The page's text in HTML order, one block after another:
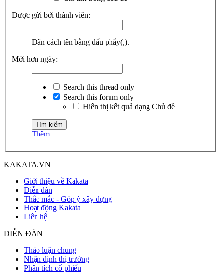
Được gửi bởi thành viên:
Dãn cách tên bằng dấu phẩy(,).
Mới hơn ngày:
Search this thread only
Search this forum only
Hiển thị kết quả dạng Chủ đề
Thêm...
KAKATA.VN
Giới thiệu về Kakata
Diễn đàn
Thắc mắc - Góp ý xây dựng
Hoạt động Kakata
Liên hệ
DIỄN ĐÀN
Thảo luận chung
Nhận định thị trường
Phân tích cổ phiếu